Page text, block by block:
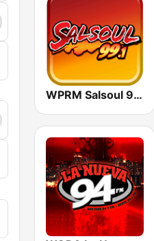
WPRM Salsoul 99.1 FM